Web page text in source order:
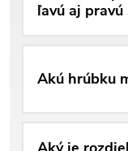
ľavú aj pravú
Akú hrúbku